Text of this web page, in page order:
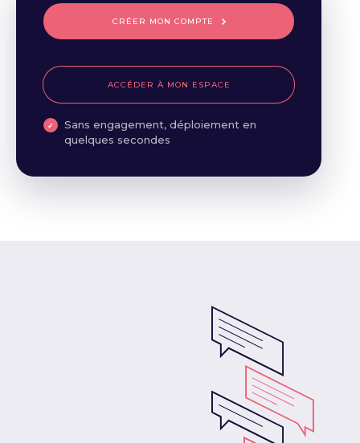
CRÉER MON COMPTE
ACCÉDER À MON ESPACE
Sans engagement, déploiement en
quelques secondes